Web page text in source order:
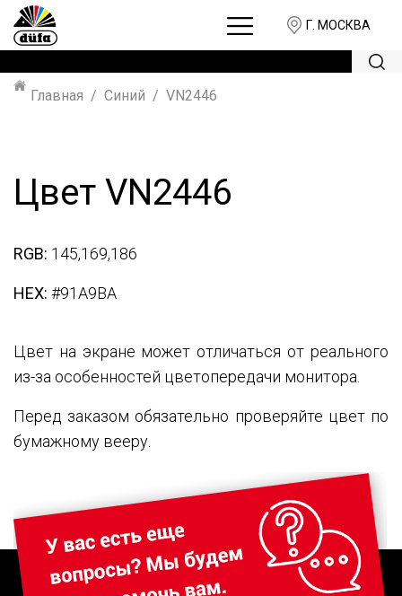
Г. МОСКВА
Главная Синий VN2446
Цвет VN2446
RGB: 145,169,186
HEX: #91A9BA
Цвет на экране может отличаться от реального
из-за особенностей цветопередачи монитора.
Перед заказом обязательно проверяйте цвет по
бумажному вееру.